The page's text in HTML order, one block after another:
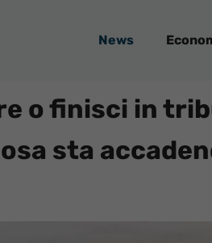
News
o finisci in
sta